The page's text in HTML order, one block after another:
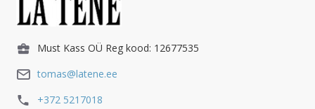
Must Kass OÜ Reg kood: 12677535
tomas@latene.ee
+372 5217018